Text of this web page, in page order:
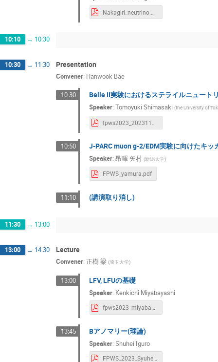
10:10 → 10:30
10:30 → 11:30 Presentation
Convener: Hanwook Bae
10:30 Belle II実験におけるステライルニュート
Speaker:Tomoyuki Shimasaki (the University of
10:50 J-PARC muon g-2/EDM実験に向けたキ
Speaker:昂暉 矢村 (新潟大学)
FPWS_yamura.pdf
11:10 (講演取り消し)
11:30 → 13:00
13:00 → 14:30 Lecture
Convener: 正樹 梁 (埼玉大学)
13:00 LFV, LFUの基礎
Speaker: Kenkichi Miyabayashi
fpws2023_miyabayashi_v1.pdf
13:45 Bアノマリー(理論)
Speaker:Shuhei Iguro
FPWS_2023_Syuhei.pdf